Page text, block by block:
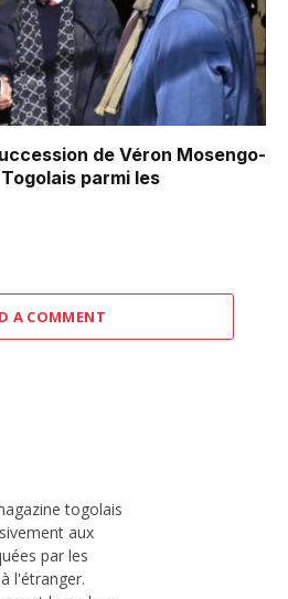
de Véron Mosengo-
parmi les
A COMMENT
togolais
aux
par les
l'étranger.